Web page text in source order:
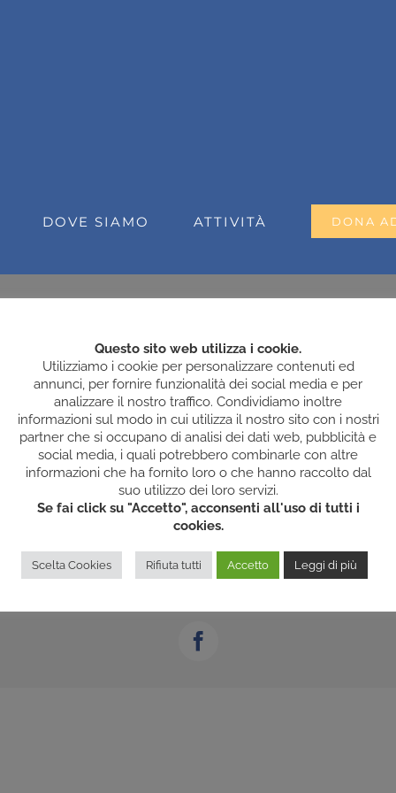
DOVE SIAMO ATTIVITÀ DONA
Facebook
Questo sito web utilizza i cookie.
Utilizziamo i cookie per personalizzare contenuti ed
annunci, per fornire funzionalità dei social media e per
analizzare il nostro traffico. Condividiamo inoltre
informazioni sul modo in cui utilizza il nostro sito con i nostri
partner che si occupano di analisi dei dati web, pubblicità e
social media, i quali potrebbero combinarle con altre
informazioni che ha fornito loro o che hanno raccolto dal
suo utilizzo dei loro servizi.
Se fai click su "Accetto", acconsenti all'uso di tutti i
cookies.
Scelta Cookies Rifiuta tutti Accetto Leggi di più